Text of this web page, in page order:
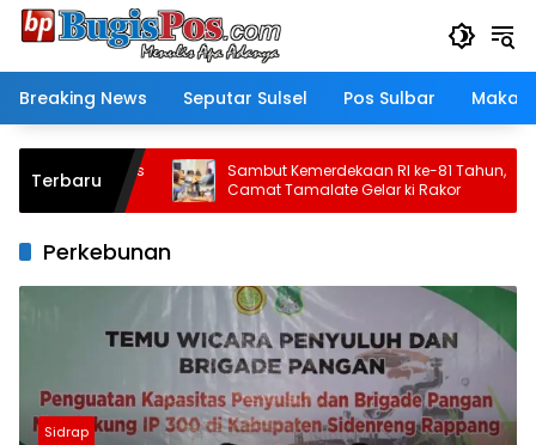
Langsung
Breaking News
Seputar Sulsel Pos Sulbar
Terbaru
Polantas
Sambut Kemerdekaan RI ke-81 Tahun,
Camat Tamalate Gelar ki Rakor
Perkebunan
Sidrap